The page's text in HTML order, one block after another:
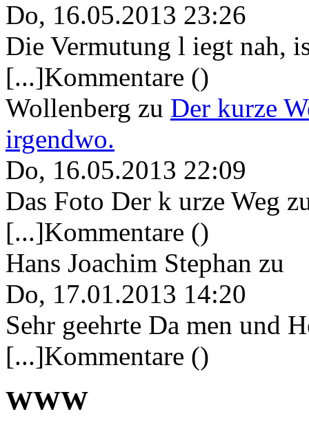
Do, 16.05.2013 23:26
Die Vermutung l iegt nah,
[...]Kommentare ()
Wollenberg zu Der kurze
irgendwo.
Do, 16.05.2013 22:09
Das Foto Der k urze Weg
[...]Kommentare ()
Hans Joachim Stephan zu
Do, 17.01.2013 14:20
Sehr geehrte Da men und
[...]Kommentare ()
WWW